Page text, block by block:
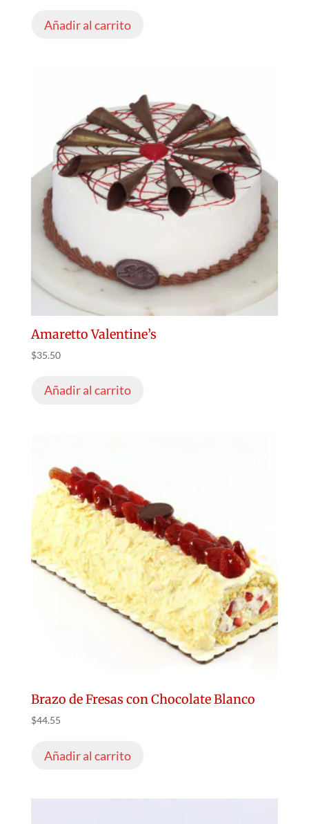
Añadir al carrito
Amaretto Valentine’s
$35.50
Añadir al carrito
Brazo de Fresas con Chocolate Blanco
$44.55
Añadir al carrito